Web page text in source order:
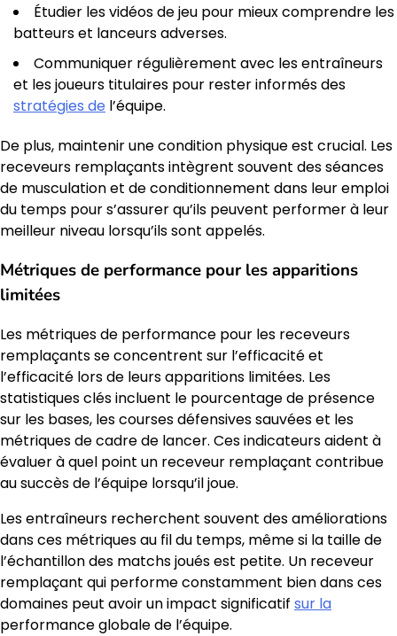
Étudier les vidéos de jeu pour mieux comprendre les
batteurs et lanceurs adverses.
Communiquer régulièrement avec les entraîneurs
et les joueurs titulaires pour rester informés des
stratégies de l’équipe.
De plus, maintenir une condition physique est crucial. Les
receveurs remplaçants intègrent souvent des séances
de musculation et de conditionnement dans leur emploi
du temps pour s’assurer qu’ils peuvent performer à leur
meilleur niveau lorsqu’ils sont appelés.
Métriques de performance pour les apparitions
limitées
Les métriques de performance pour les receveurs
remplaçants se concentrent sur l’efficacité et
l’efficacité lors de leurs apparitions limitées. Les
statistiques clés incluent le pourcentage de présence
sur les bases, les courses défensives sauvées et les
métriques de cadre de lancer. Ces indicateurs aident à
évaluer à quel point un receveur remplaçant contribue
au succès de l’équipe lorsqu’il joue.
Les entraîneurs recherchent souvent des améliorations
dans ces métriques au fil du temps, même si la taille de
l’échantillon des matchs joués est petite. Un receveur
remplaçant qui performe constamment bien dans ces
domaines peut avoir un impact significatif sur la
performance globale de l’équipe.